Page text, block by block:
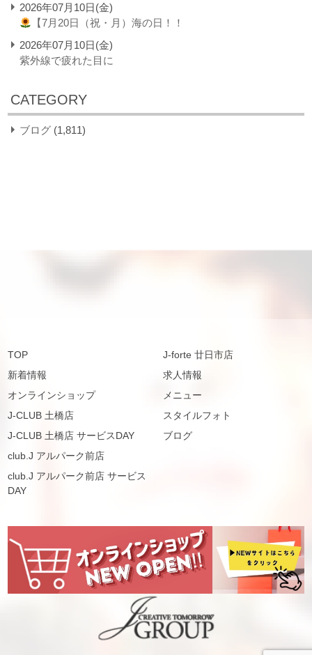
2026年07月10日(金)
【7月20日（祝・月）海の日！！
2026年07月10日(金)
紫外線で疲れた目に
CATEGORY
ブログ (1,811)
TOP
新着情報
オンラインショップ
J-CLUB 土橋店
J-CLUB 土橋店 サービスDAY
club.J アルパーク前店
club.J アルパーク前店 サービス
DAY
J-forte 廿日市店
求人情報
メニュー
スタイルフォト
ブログ